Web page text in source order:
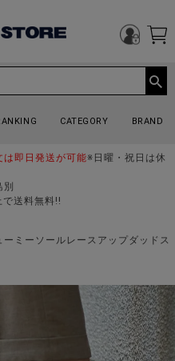
CATEGORY BRAND
即日発送が可能※日曜・祝日は休
送料無料!!
ミーソールレースアップダッドス